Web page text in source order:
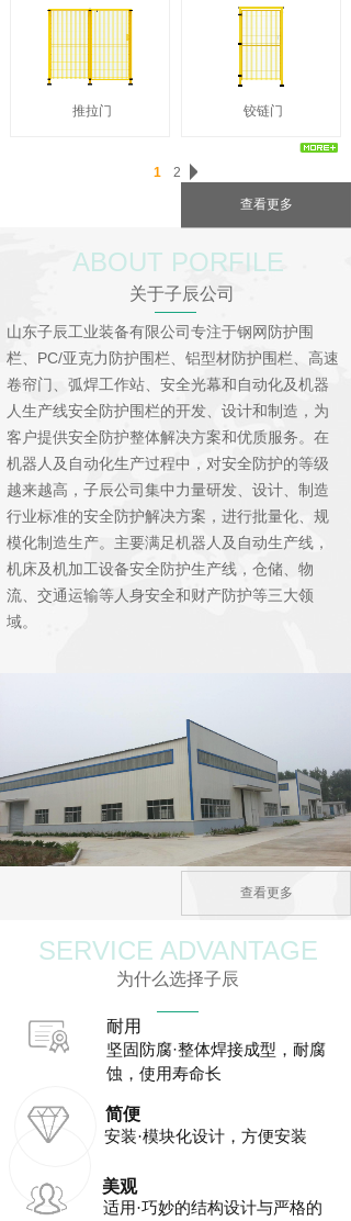
推拉门 铰链门
1 2
查看更多
ABOUT PORFILE
关于子辰公司
山东子辰工业装备有限公司专注于钢网防护围
栏、PC/亚克力防护围栏、铝型材防护围栏、高速
卷帘门、弧焊工作站、安全光幕和自动化及机器
人生产线安全防护围栏的开发、设计和制造，为
客户提供安全防护整体解决方案和优质服务。在
机器人及自动化生产过程中，对安全防护的等级
越来越高，子辰公司集中力量研发、设计、制造
行业标准的安全防护解决方案，进行批量化、规
模化制造生产。主要满足机器人及自动生产线，
机床及机加工设备安全防护生产线，仓储、物
流、交通运输等人身安全和财产防护等三大领
域。
查看更多
耐用
坚固防腐·整体焊接成型，耐腐
蚀，使用寿命长
美观
适用·巧妙的结构设计与严格的
安装·模块化设计，方便安装
为什么选择子辰
SERVICE ADVANTAGE
简便